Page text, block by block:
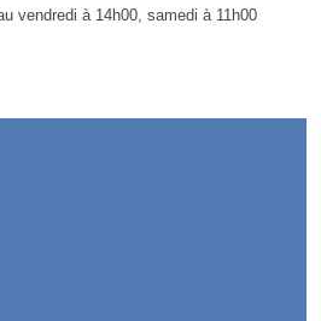
vendredi à 14h00, samedi à 11h00